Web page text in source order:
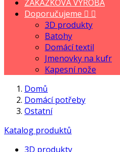
ZAKÁZKOVÁ VÝROBA
Doporučujeme  
3D produkty
Batohy
Domácí textil
Jmenovky na kufr
Kapesní nože
Domů
Domácí potřeby
Ostatní
Katalog produktů
3D produkty